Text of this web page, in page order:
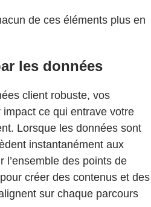
de ces éléments plus en
les données
client robuste, vos
ce qui entrave votre
Lorsque les données sont
instantanément aux
l’ensemble des points de
créer des contenus et des
sur chaque parcours